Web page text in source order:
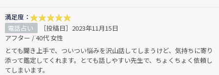
満足度：
電話占い
［投稿日］2023年11月15日
アフター / 40代 女性
とても聞き上手で、ついつい悩みを沢山話してしまうけど、気持ちに寄り
添って鑑定してくれます。とても話しやすい先生で、ちょくちょく依頼し
てしまいます。